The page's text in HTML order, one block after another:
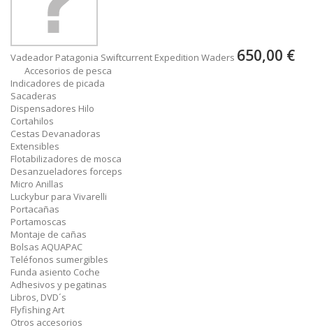
Vadeador Patagonia Swiftcurrent Expedition Waders 650,00 €
Accesorios de pesca
Indicadores de picada
Sacaderas
Dispensadores Hilo
Cortahilos
Cestas Devanadoras
Extensibles
Flotabilizadores de mosca
Desanzueladores forceps
Micro Anillas
Luckybur para Vivarelli
Portacañas
Portamoscas
Montaje de cañas
Bolsas AQUAPAC
Teléfonos sumergibles
Funda asiento Coche
Adhesivos y pegatinas
Libros, DVD´s
Flyfishing Art
Otros accesorios